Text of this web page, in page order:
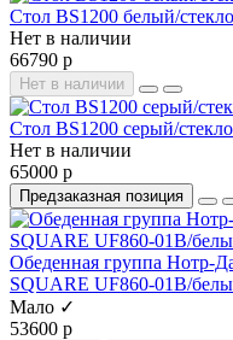
Стол BS1200 белый/
Нет в наличии
66790 р
Нет в наличии
Стол BS1200 серый/
Нет в наличии
65000 р
Предзаказная позиция
Обеденная группа Нотр-
SQUARE UF860-01B/
Мало ✓
53600 р